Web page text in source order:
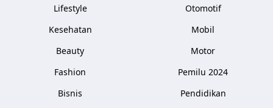
Lifestyle
Kesehatan
Beauty
Fashion
Bisnis
Otomotif
Mobil
Motor
Pemilu 2024
Pendidikan